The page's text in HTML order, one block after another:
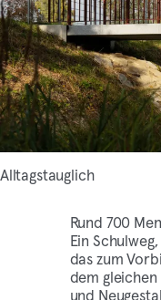
Alltagstauglich
Rund 700
Ein
das zum
dem
und